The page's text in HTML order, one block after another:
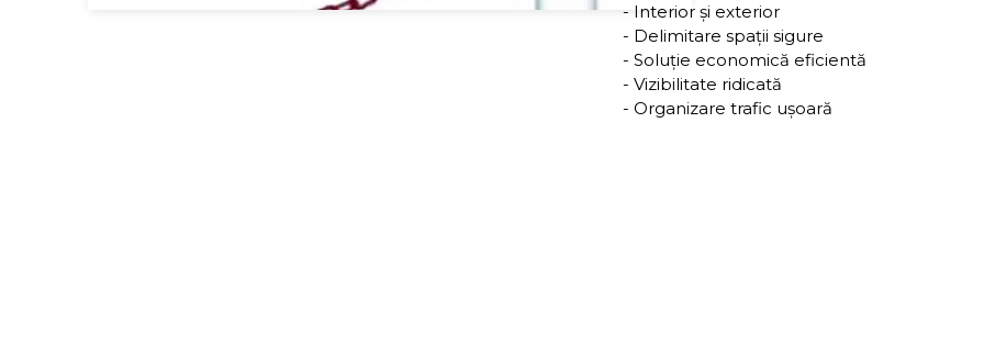
- Interior și exterior
- Delimitare spații sigure
- Soluție economică eficientă
- Vizibilitate ridicată
- Organizare trafic ușoară